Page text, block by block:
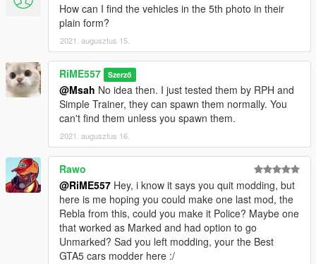
How can I find the vehicles in the 5th photo in their
plain form?
2021. augusztus 15.
RiME557 Szerző
@Msah No idea then. I just tested them by RPH and
Simple Trainer, they can spawn them normally. You
can't find them unless you spawn them.
2021. augusztus 16.
Rawo
@RiME557 Hey, i know it says you quit modding, but
here is me hoping you could make one last mod, the
Rebla from this, could you make it Police? Maybe one
that worked as Marked and had option to go
Unmarked? Sad you left modding, your the Best
GTA5 cars modder here :/